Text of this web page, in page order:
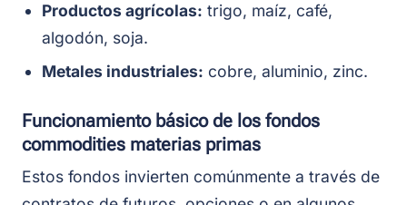
Productos agrícolas: trigo, maíz, café,
algodón, soja.
Metales industriales: cobre, aluminio, zinc.
Funcionamiento básico de los fondos
commodities materias primas
Estos fondos invierten comúnmente a través de